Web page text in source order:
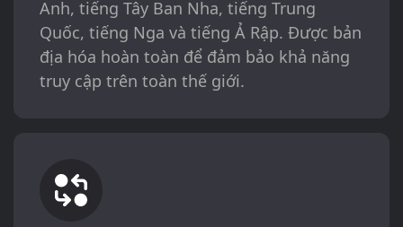
Anh, tiếng Tây Ban Nha, tiếng Trung
Quốc, tiếng Nga và tiếng Ả Rập. Được bản
địa hóa hoàn toàn để đảm bảo khả năng
truy cập trên toàn thế giới.